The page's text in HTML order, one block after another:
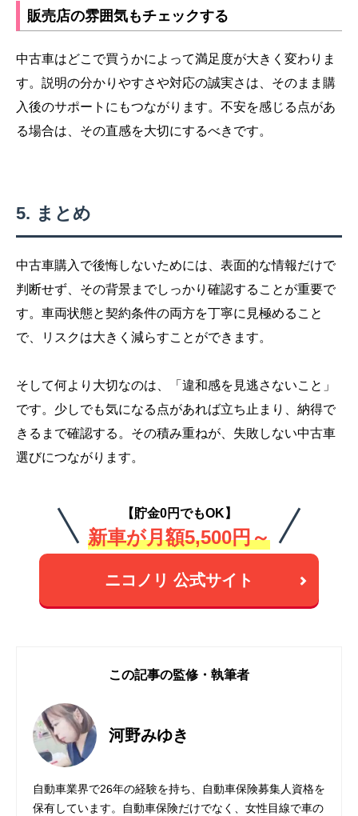
販売店の雰囲気もチェックする
中古車はどこで買うかによって満足度が大きく変わりま
す。説明の分かりやすさや対応の誠実さは、そのまま購
入後のサポートにもつながります。不安を感じる点があ
る場合は、その直感を大切にするべきです。
まとめ
中古車購入で後悔しないためには、表面的な情報だけで
判断せず、その背景までしっかり確認することが重要で
す。車両状態と契約条件の両方を丁寧に見極めること
で、リスクは大きく減らすことができます。
そして何より大切なのは、「違和感を見逃さないこと」
です。少しでも気になる点があれば立ち止まり、納得で
きるまで確認する。その積み重ねが、失敗しない中古車
選びにつながります。
【貯金0円でもOK】
新車が月額5,500円～
ニコノリ 公式サイト
この記事の監修・執筆者
河野みゆき
自動車業界で26年の経験を持ち、自動車保険募集人資格を
保有しています。自動車保険だけでなく、女性目線で車の